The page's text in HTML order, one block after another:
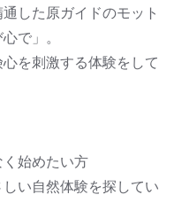
した原ガイドのモット
で」。
を刺激する体験をして
く始めたい方
い自然体験を探してい